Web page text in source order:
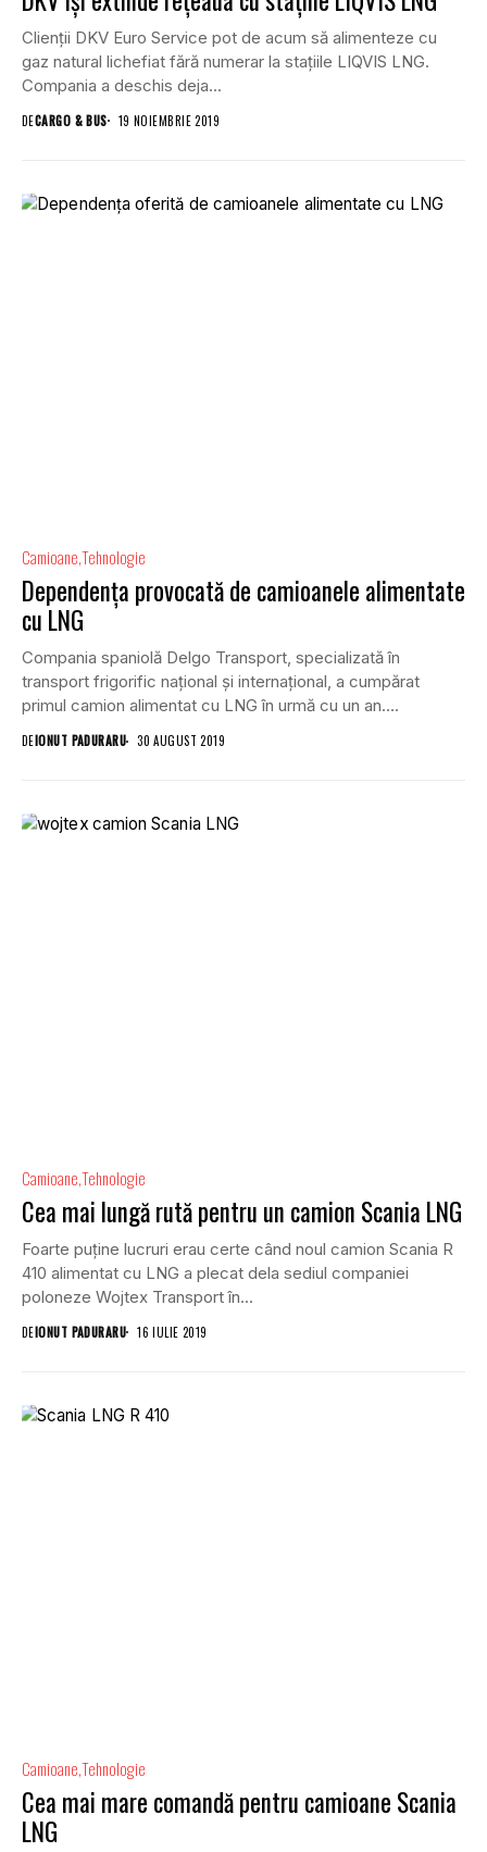
Clienții DKV Euro Service pot de acum să alimenteze cu
gaz natural lichefiat fără numerar la stațiile LIQVIS LNG.
Compania a deschis deja...
DECARGO & BUS 19 NOIEMBRIE 2019
CamioaneTehnologie
Dependența provocată de camioanele alimentate
cu LNG
Compania spaniolă Delgo Transport, specializată în
transport frigorific național și internațional, a cumpărat
primul camion alimentat cu LNG în urmă cu un an....
DEIONUT PADURARU 30 AUGUST 2019
CamioaneTehnologie
Cea mai lungă rută pentru un camion Scania LNG
Foarte puține lucruri erau certe când noul camion Scania R
410 alimentat cu LNG a plecat dela sediul companiei
poloneze Wojtex Transport în...
DEIONUT PADURARU 16 IULIE 2019
CamioaneTehnologie
Cea mai mare comandă pentru camioane Scania
LNG